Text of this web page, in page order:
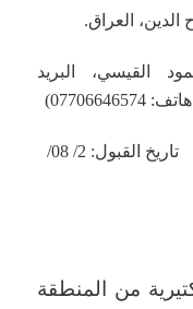
القيسي، البريد
07706646574)
تاريخ الاستلام: 12/ 06/ 2023 تاريخ القبول: 2/ 08/
13عزلة بكتيرية من المنطقة